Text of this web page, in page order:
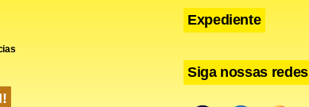
Expediente
Siga nossas redes